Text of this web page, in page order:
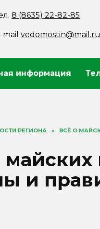
8 (8635) 22-82-85
mailvedomostin@mail.ru
информация
РЕГИОНА » ВСЁ О
и